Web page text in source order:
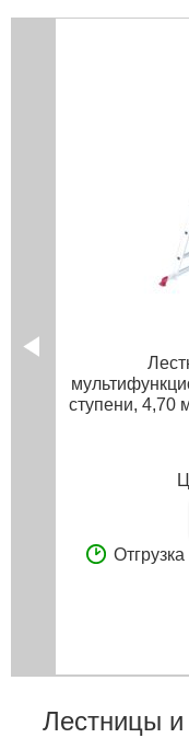
ступени, 4,70
Лестницы и